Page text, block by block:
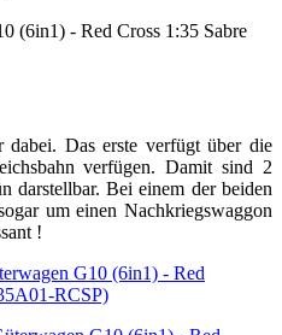
Das erste verfügt über die
verfügen. Damit sind 2
darstellbar. Bei einem der beiden
um einen Nachkriegswaggon
!